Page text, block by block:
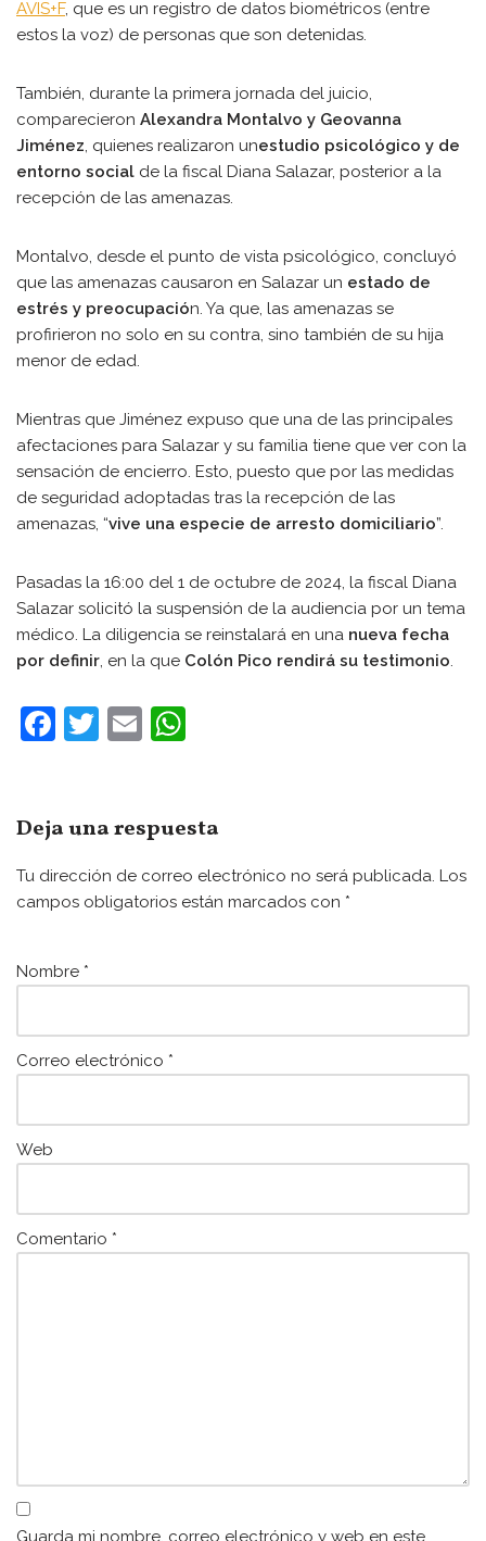
AVIS+F, que es un registro de datos biométricos (entre
estos la voz) de personas que son detenidas.
También, durante la primera jornada del juicio,
comparecieron Alexandra Montalvo y Geovanna
Jiménez, quienes realizaron unestudio psicológico y de
entorno social de la fiscal Diana Salazar, posterior a la
recepción de las amenazas.
Montalvo, desde el punto de vista psicológico, concluyó
que las amenazas causaron en Salazar un estado de
estrés y preocupación. Ya que, las amenazas se
profirieron no solo en su contra, sino también de su hija
menor de edad.
Mientras que Jiménez expuso que una de las principales
afectaciones para Salazar y su familia tiene que ver con la
sensación de encierro. Esto, puesto que por las medidas
de seguridad adoptadas tras la recepción de las
amenazas, “vive una especie de arresto domiciliario”.
Pasadas la 16:00 del 1 de octubre de 2024, la fiscal Diana
Salazar solicitó la suspensión de la audiencia por un tema
médico. La diligencia se reinstalará en una nueva fecha
por definir, en la que Colón Pico rendirá su testimonio.
F
e
b
o
k
T
er
E
l
s
A
p
Deja una respuesta
Tu dirección de correo electrónico no será publicada. Los
campos obligatorios están marcados con *
Nombre *
Correo electrónico *
Web
Comentario *
Guarda mi nombre, correo electrónico y web en este